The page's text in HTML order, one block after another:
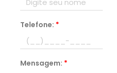
Telefone: *
Mensagem: *